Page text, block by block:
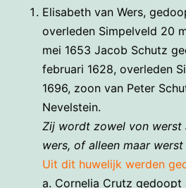
Elisabeth van Wers,
overleden Simpelveld 20
mei 1653 Jacob Schutz
februari 1628, overleden
1696, zoon van Peter
Nevelstein.
Zij wordt zowel von werst
wers, of alleen maar werst
Uit dit huwelijk werden
a. Cornelia Crutz gedoopt